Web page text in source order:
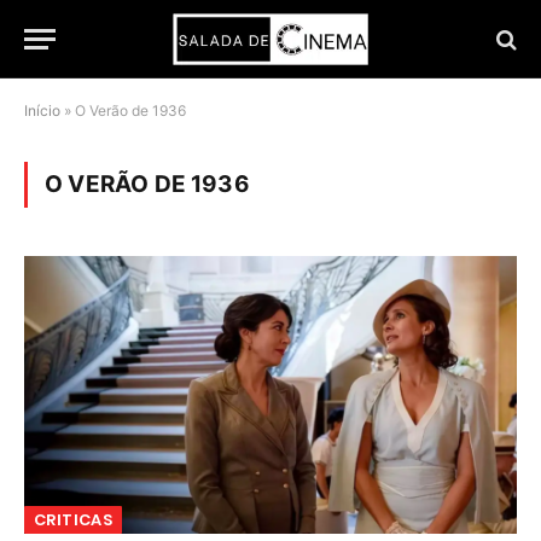
Início » O Verão de 1936
O VERÃO DE 1936
CRITICAS